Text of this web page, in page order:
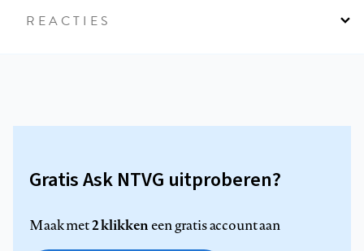
REACTIES
Gratis Ask NTVG uitproberen?
Maak met2 klikkeneen gratis account aan